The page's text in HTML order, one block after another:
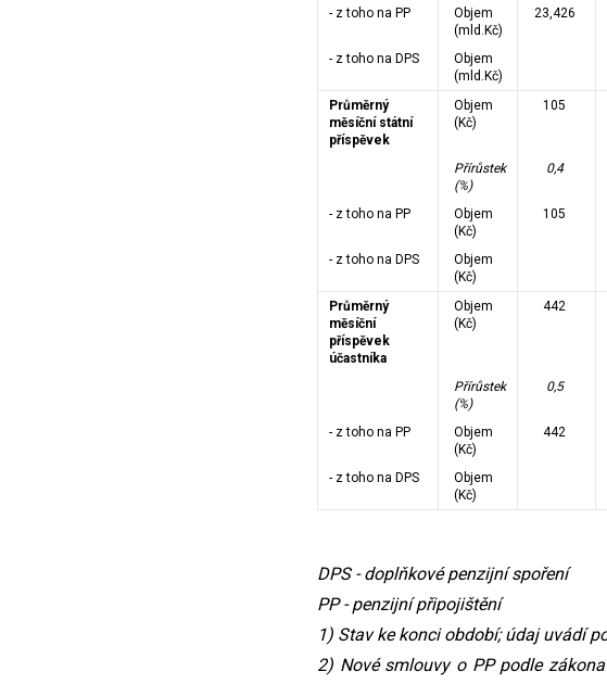
- z toho na PP
Objem
(mld.Kč)
23,426
- z toho na DPS
Objem
(mld.Kč)
Průměrný
měsíční státní
příspěvek
Objem
(Kč)
105
Přírůstek
(%)
0,4
- z toho na PP
Objem
(Kč)
105
- z toho na DPS
Objem
(Kč)
Průměrný
měsíční
příspěvek
účastníka
Objem
(Kč)
442
Přírůstek
(%)
0,5
- z toho na PP
Objem
(Kč)
442
- z toho na DPS
Objem
(Kč)
DPS - doplňkové penzijní spoření
PP - penzijní připojištění
1) Stav ke konci období; údaj uvádí
2) Nové smlouvy o PP podle